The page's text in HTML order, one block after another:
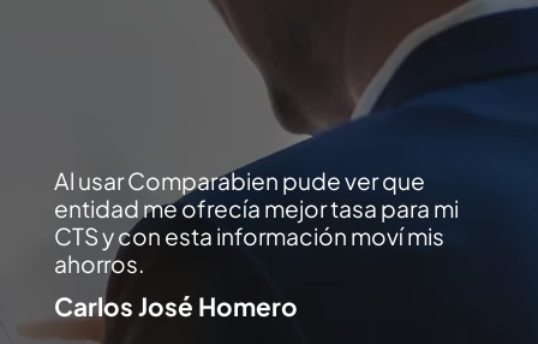
Al usar Comparabien pude ver que
entidad me ofrecía mejor tasa para mi
CTS y con esta información moví mis
ahorros.
Carlos José Homero